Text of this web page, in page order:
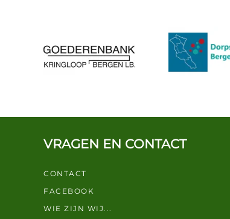
VRAGEN EN CONTACT
CONTACT
FACEBOOK
WIE ZIJN WIJ...